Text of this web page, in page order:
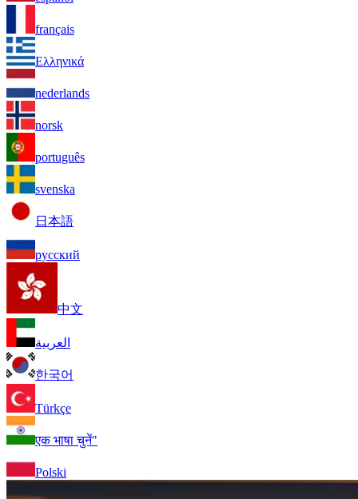
français
Ελληνικά
nederlands
norsk
português
svenska
日本語
русский
中文
العربية
한국어
Türkçe
एक भाषा चुनें"
Polski